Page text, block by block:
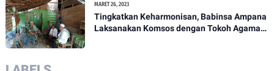
MARET 26, 2023
Tingkatkan Keharmonisan, Babinsa Ampana
Laksanakan Komsos dengan Tokoh Agama